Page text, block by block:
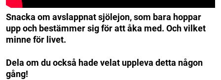
Snacka om avslappnat sjölejon, som bara hoppar
upp och bestämmer sig för att åka med. Och vilket
minne för livet.
Dela om du också hade velat uppleva detta någon
gång!